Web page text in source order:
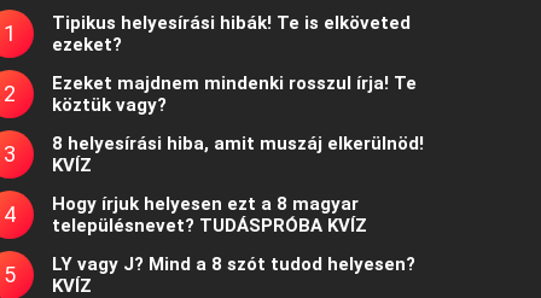
Tipikus helyesírási hibák! Te is elköveted
ezeket?
Ezeket majdnem mindenki rosszul írja! Te
köztük vagy?
8 helyesírási hiba, amit muszáj elkerülnöd!
KVÍZ
Hogy írjuk helyesen ezt a 8 magyar
településnevet? TUDÁSPRÓBA KVÍZ
LY vagy J? Mind a 8 szót tudod helyesen?
KVÍZ